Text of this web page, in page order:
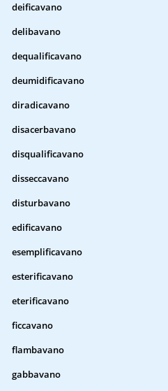
deificavano
delibavano
dequalificavano
deumidificavano
diradicavano
disacerbavano
disqualificavano
disseccavano
disturbavano
edificavano
esemplificavano
esterificavano
eterificavano
ficcavano
flambavano
gabbavano